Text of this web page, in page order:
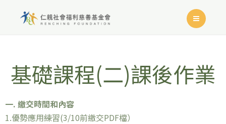
基礎課程(二)課後作業
一. 繳交時間和內容
1.優勢應用練習(3/10前繳交PDF檔）